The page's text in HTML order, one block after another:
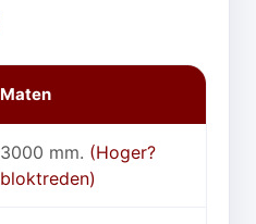
Maten
3000 mm. (Hoger?
bloktreden)